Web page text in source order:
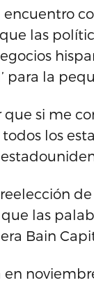
encuentro
las
para la
que si me
los
las
Bain
en